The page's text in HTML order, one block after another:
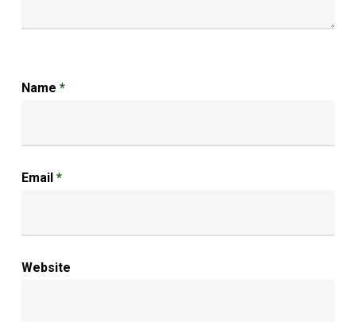
Name *
Email *
Website